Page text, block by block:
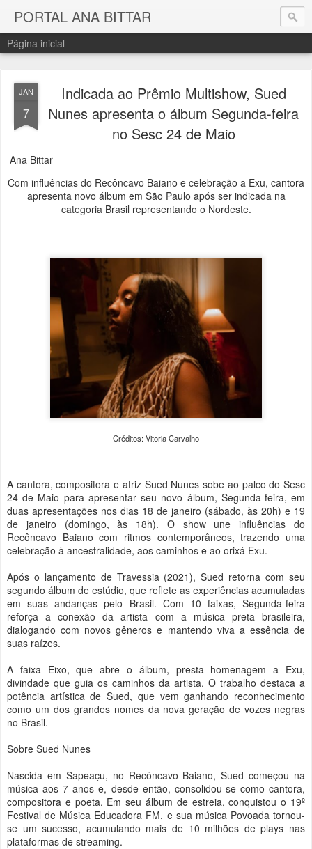
PORTAL ANA BITTAR
Página inicial
JAN
7
Indicada ao Prêmio Multishow, Sued
Nunes apresenta o álbum Segunda-feira
no Sesc 24 de Maio
Ana Bittar
Com influências do Recôncavo Baiano e celebração a Exu, cantora
apresenta novo álbum em São Paulo após ser indicada na
categoria Brasil representando o Nordeste.
Créditos: Vitoria Carvalho
A cantora, compositora e atriz Sued Nunes sobe ao palco do Sesc
24 de Maio para apresentar seu novo álbum, Segunda-feira, em
duas apresentações nos dias 18 de janeiro (sábado, às 20h) e 19
de janeiro (domingo, às 18h). O show une influências do
Recôncavo Baiano com ritmos contemporâneos, trazendo uma
celebração à ancestralidade, aos caminhos e ao orixá Exu.
Após o lançamento de Travessia (2021), Sued retorna com seu
segundo álbum de estúdio, que reflete as experiências acumuladas
em suas andanças pelo Brasil. Com 10 faixas, Segunda-feira
reforça a conexão da artista com a música preta brasileira,
dialogando com novos gêneros e mantendo viva a essência de
suas raízes.
A faixa Eixo, que abre o álbum, presta homenagem a Exu,
divindade que guia os caminhos da artista. O trabalho destaca a
potência artística de Sued, que vem ganhando reconhecimento
como um dos grandes nomes da nova geração de vozes negras
no Brasil.
Sobre Sued Nunes
Nascida em Sapeaçu, no Recôncavo Baiano, Sued começou na
música aos 7 anos e, desde então, consolidou-se como cantora,
compositora e poeta. Em seu álbum de estreia, conquistou o 19º
Festival de Música Educadora FM, e sua música Povoada tornou-
se um sucesso, acumulando mais de 10 milhões de plays nas
plataformas de streaming.